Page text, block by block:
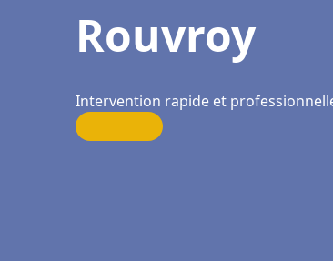
Rouvroy
Intervention rapide et